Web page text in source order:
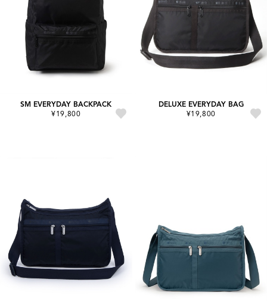
SM EVERYDAY BACKPACK
¥19,800
DELUXE EVERYDAY BAG
¥19,800